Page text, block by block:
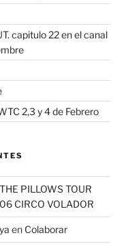
capitulo 22 en el canal
2,3 y 4 de Febrero
THE PILLOWS TOUR
CIRCO VOLADOR
en Colaborar